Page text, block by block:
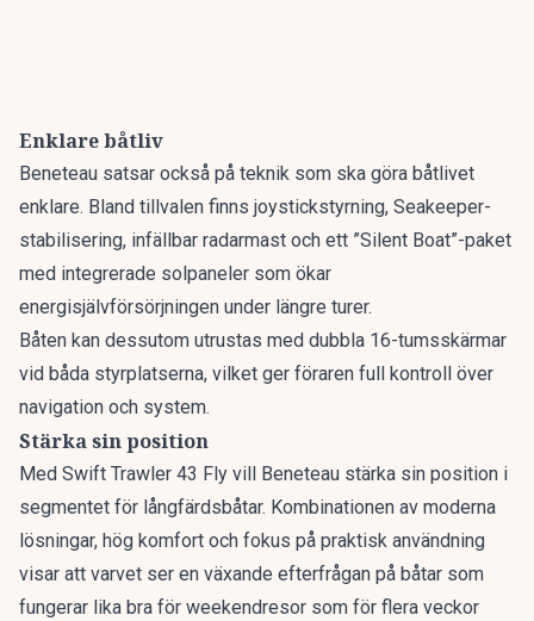
Enklare båtliv
Beneteau satsar också på teknik som ska göra båtlivet
enklare. Bland tillvalen finns joystickstyrning, Seakeeper-
stabilisering, infällbar radarmast och ett ”Silent Boat”-paket
med integrerade solpaneler som ökar
energisjälvförsörjningen under längre turer.
Båten kan dessutom utrustas med dubbla 16-tumsskärmar
vid båda styrplatserna, vilket ger föraren full kontroll över
navigation och system.
Stärka sin position
Med Swift Trawler 43 Fly vill Beneteau stärka sin position i
segmentet för långfärdsbåtar. Kombinationen av moderna
lösningar, hög komfort och fokus på praktisk användning
visar att varvet ser en växande efterfrågan på båtar som
fungerar lika bra för weekendresor som för flera veckor